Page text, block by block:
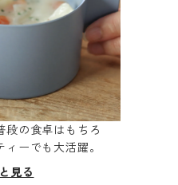
段の食卓はもちろ
ーでも大活躍。
見る